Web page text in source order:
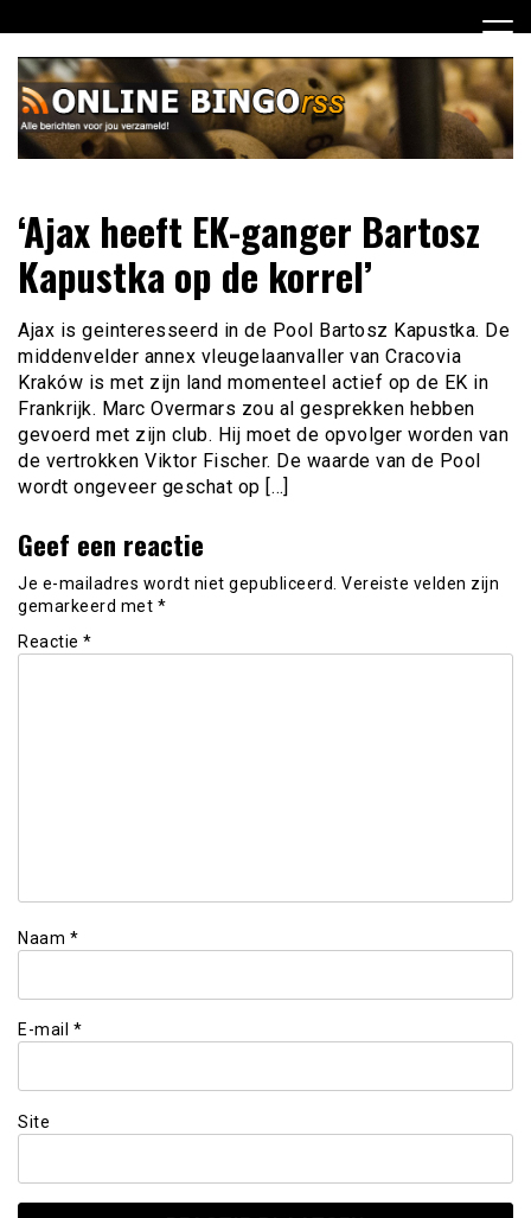
naar
inhoud
Online Bingo RSS
verzameld
‘Ajax heeft EK-ganger Bartosz
Kapustka op de korrel’
Ajax is geinteresseerd in de Pool Bartosz Kapustka. De
middenvelder annex vleugelaanvaller van Cracovia
Kraków is met zijn land momenteel actief op de EK in
Frankrijk. Marc Overmars zou al gesprekken hebben
gevoerd met zijn club. Hij moet de opvolger worden van
de vertrokken Viktor Fischer. De waarde van de Pool
wordt ongeveer geschat op […]
Geef een reactie
Je e-mailadres wordt niet gepubliceerd. Vereiste velden zijn
gemarkeerd met *
Reactie *
Naam *
E-mail *
Site